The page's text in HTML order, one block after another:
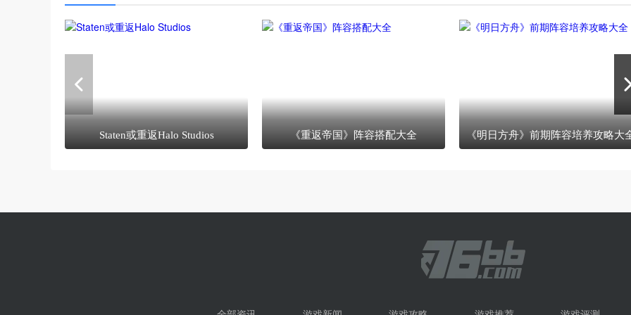
Staten或重返Halo Studios 《重返帝国》阵容搭配大全 《明日方舟》前期阵容培养攻略大